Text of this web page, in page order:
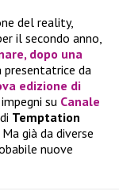
del reality,
il secondo anno,
dopo una
presentatrice da
edizione di
su Canale
Temptation
già da diverse
nuove